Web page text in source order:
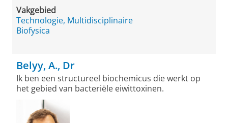
Vakgebied
Technologie, Multidisciplinaire
Biofysica
Belyy, A., Dr
Ik ben een structureel biochemicus die werkt op
het gebied van bacteriële eiwittoxinen.